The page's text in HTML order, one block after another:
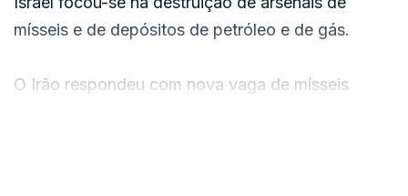
mísseis e de depósitos de petróleo e de gás.
O Irão respondeu com nova vaga de mísseis